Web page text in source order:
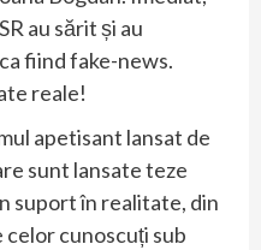
au sărit și au
fiind fake-news.
reale!
apetisant lansat de
sunt lansate teze
suport în realitate, din
cunoscuți sub